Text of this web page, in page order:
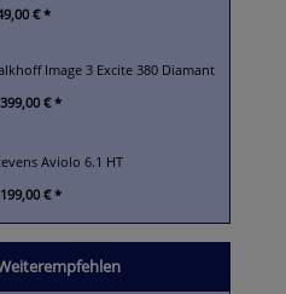
€ *
Image 3 Excite 380 Diamant
€ *
Aviolo 6.1 HT
€ *